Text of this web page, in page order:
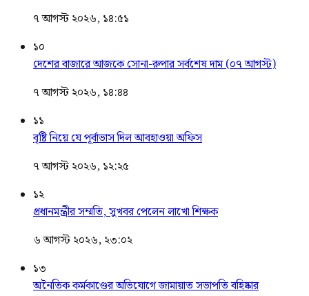
৭ আগস্ট ২০২৬, ১৪:৫১
১০
দেশের বাজারে আজকে সোনা-রুপার সর্বশেষ দাম (০৭ আগস্ট)
৭ আগস্ট ২০২৬, ১৪:৪৪
১১
বৃষ্টি নিয়ে যে পূর্বাভাস দিল আবহাওয়া অফিস
৭ আগস্ট ২০২৬, ১২:২৫
১২
প্রধানমন্ত্রীর সম্মতি, সুখবর পেলেন লাখো শিক্ষক
৬ আগস্ট ২০২৬, ২৩:০২
১৩
অনৈতিক কর্মকাণ্ডের অভিযোগে জামায়াত সভাপতি বহিষ্কার